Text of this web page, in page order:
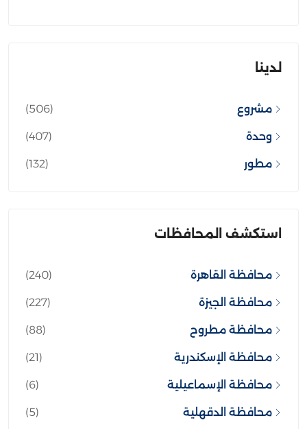
وحدة (407)
مطور
محافظة الجيزة (227)
محافظة مطروح
محافظة الإسكندرية
محافظة الإسماعيلية
محافظة الدقهلية (5)
محافظة الفيوم (5)